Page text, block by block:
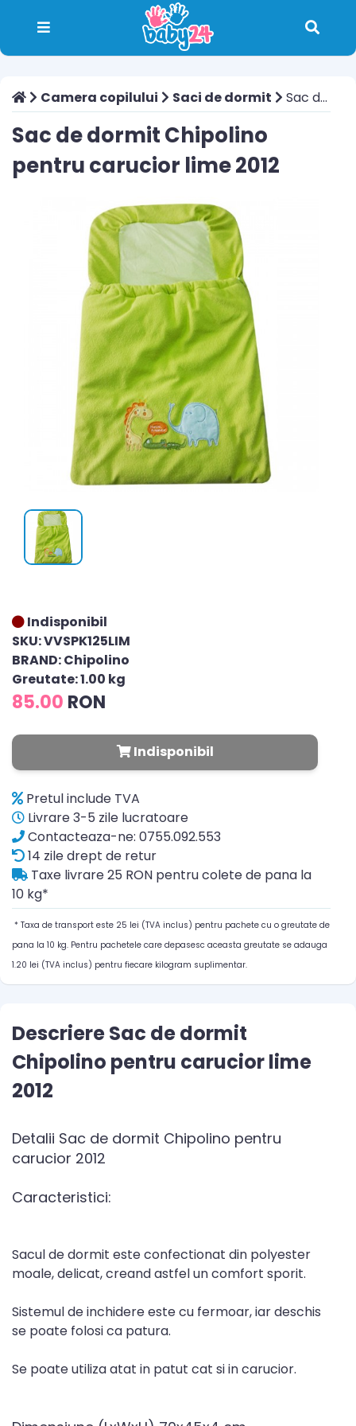
Camera copilului Saci de dormit Sac de dormit Chipolino pentru carucior lime 2012
Sac de dormit Chipolino
pentru carucior lime 2012
Indisponibil
SKU: VVSPK125LIM
BRAND: Chipolino
Greutate: 1.00 kg
85.00 RON
Indisponibil
Pretul include TVA
Livrare 3-5 zile lucratoare
Contacteaza-ne: 0755.092.553
14 zile drept de retur
Taxe livrare 25 RON pentru colete de pana la
10 kg*
* Taxa de transport este 25 lei (TVA inclus) pentru pachete cu o greutate de
pana la 10 kg. Pentru pachetele care depasesc aceasta greutate se adauga
1.20 lei (TVA inclus) pentru fiecare kilogram suplimentar.
Descriere Sac de dormit
Chipolino pentru carucior lime
2012
Detalii Sac de dormit Chipolino pentru
carucior 2012
Caracteristici:
Sacul de dormit este confectionat din polyester
moale, delicat, creand astfel un comfort sporit.
Sistemul de inchidere este cu fermoar, iar deschis
se poate folosi ca patura.
Se poate utiliza atat in patut cat si in carucior.